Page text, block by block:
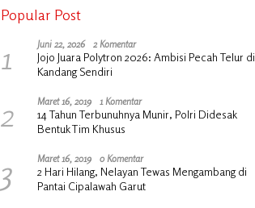
Popular Post
1 Juni 22, 2026 2 Komentar
Jojo Juara Polytron 2026: Ambisi Pecah Telur di
Kandang Sendiri
2 Maret 16, 2019 1 Komentar
14 Tahun Terbunuhnya Munir, Polri Didesak
Bentuk Tim Khusus
3 Maret 16, 2019 0 Komentar
2 Hari Hilang, Nelayan Tewas Mengambang di
Pantai Cipalawah Garut